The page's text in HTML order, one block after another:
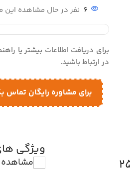
6 نفر در حال مشاهده
برای دریافت اطلاعات بیشتر یا
در ارتباط باشید.
برای مشاوره رایگان تماس
ویژگی
مشاهده